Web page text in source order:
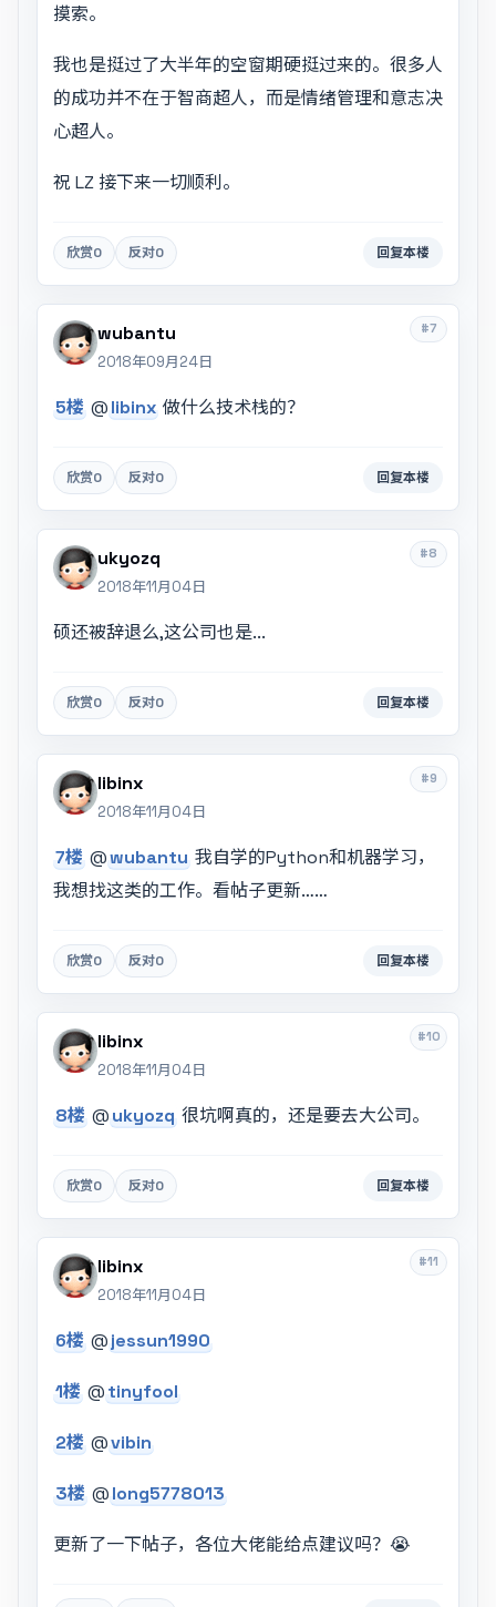
摸索。
我也是挺过了大半年的空窗期硬挺过来的。很多人
的成功并不在于智商超人，而是情绪管理和意志决
心超人。
祝 LZ 接下来一切顺利。
欣赏0 反对0 回复本楼
#7
wubantu
2018年09月24日
5楼 @libinx 做什么技术栈的？
欣赏0 反对0 回复本楼
#8
ukyozq
2018年11月04日
硕还被辞退么,这公司也是...
欣赏0 反对0 回复本楼
#9
libinx
2018年11月04日
7楼 @wubantu 我自学的Python和机器学习，
我想找这类的工作。看帖子更新……
欣赏0 反对0 回复本楼
#10
libinx
2018年11月04日
8楼 @ukyozq 很坑啊真的，还是要去大公司。
欣赏0 反对0 回复本楼
#11
libinx
2018年11月04日
6楼 @jessun1990
1楼 @tinyfool
2楼 @vibin
3楼 @long5778013
更新了一下帖子，各位大佬能给点建议吗？😭